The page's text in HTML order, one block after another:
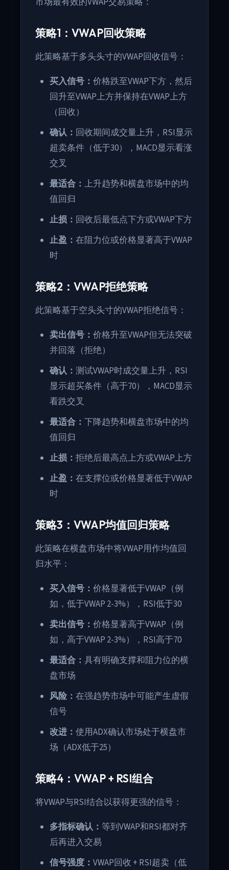
策略1：VWAP回收策略
此策略基于多头头寸的VWAP回收信号：
买入信号： 价格跌至VWAP下方，然后
回升至VWAP上方并保持在VWAP上方
（回收）
确认： 回收期间成交量上升，RSI显示
超卖条件（低于30），MACD显示看涨
交叉
最适合： 上升趋势和横盘市场中的均
值回归
止损： 回收后最低点下方或VWAP下方
止盈： 在阻力位或价格显著高于VWAP
时
策略2：VWAP拒绝策略
此策略基于空头头寸的VWAP拒绝信号：
卖出信号： 价格升至VWAP但无法突破
并回落（拒绝）
确认： 测试VWAP时成交量上升，RSI
显示超买条件（高于70），MACD显示
看跌交叉
最适合： 下降趋势和横盘市场中的均
值回归
止损： 拒绝后最高点上方或VWAP上方
止盈： 在支撑位或价格显著低于VWAP
时
策略3：VWAP均值回归策略
此策略在横盘市场中将VWAP用作均值回
归水平：
买入信号： 价格显著低于VWAP（例
如，低于VWAP 2-3%），RSI低于30
卖出信号： 价格显著高于VWAP（例
如，高于VWAP 2-3%），RSI高于70
最适合： 具有明确支撑和阻力位的横
盘市场
风险： 在强趋势市场中可能产生虚假
信号
改进： 使用ADX确认市场处于横盘市
场（ADX低于25）
策略4：VWAP + RSI组合
将VWAP与RSI结合以获得更强的信号：
多指标确认： 等到VWAP和RSI都对齐
后再进入交易
信号强度： VWAP回收 + RSI超卖（低